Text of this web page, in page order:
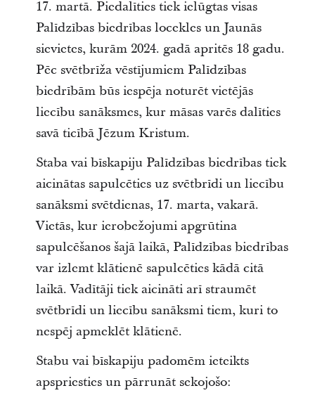
17. martā. Piedalīties tiek ielūgtas visas
Palīdzības biedrības locekles un Jaunās
sievietes, kurām 2024. gadā apritēs 18 gadu.
Pēc svētbrīža vēstījumiem Palīdzības
biedrībām būs iespēja noturēt vietējās
liecību sanāksmes, kur māsas varēs dalīties
savā ticībā Jēzum Kristum.
Staba vai bīskapiju Palīdzības biedrības tiek
aicinātas sapulcēties uz svētbrīdi un liecību
sanāksmi svētdienas, 17. marta, vakarā.
Vietās, kur ierobežojumi apgrūtina
sapulcēšanos šajā laikā, Palīdzības biedrības
var izlemt klātienē sapulcēties kādā citā
laikā. Vadītāji tiek aicināti arī straumēt
svētbrīdi un liecību sanāksmi tiem, kuri to
nespēj apmeklēt klātienē.
Stabu vai bīskapiju padomēm ieteikts
apspriesties un pārrunāt sekojošo: